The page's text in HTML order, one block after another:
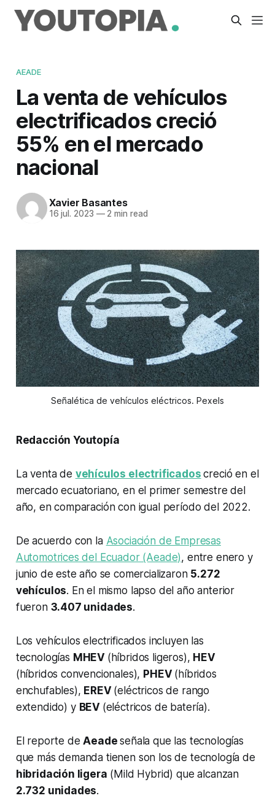
AEADE
La venta de vehículos
electrificados creció
55% en el mercado
nacional
Xavier Basantes
16 jul. 2023 —2 min read
Señalética de vehículos eléctricos. Pexels
Redacción Youtopía
La venta de vehículos electrificados creció en el
mercado ecuatoriano, en el primer semestre del
año, en comparación con igual período del 2022.
De acuerdo con la Asociación de Empresas
Automotrices del Ecuador (Aeade), entre enero y
junio de este año se comercializaron 5.272
vehículos. En el mismo lapso del año anterior
fueron 3.407 unidades.
Los vehículos electrificados incluyen las
tecnologías MHEV (híbridos ligeros), HEV
(híbridos convencionales), PHEV (híbridos
enchufables), EREV (eléctricos de rango
extendido) y BEV (eléctricos de batería).
El reporte deAeadeseñala que las tecnologías
que más demanda tienen son los de tecnología de
hibridación ligera (Mild Hybrid) que alcanzan
2.732 unidades.